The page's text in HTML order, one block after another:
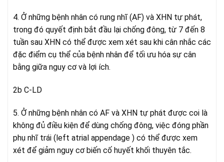
4. Ở những bệnh nhân có rung nhĩ (AF) và XHN tự phát,
trong đó quyết định bắt đầu lại chống đông, từ 7 đến 8
tuần sau XHN có thể được xem xét sau khi cân nhắc các
đặc điểm cụ thể của bệnh nhân để tối ưu hóa sự cân
bằng giữa nguy cơ và lợi ích.
2b C-LD
5. Ở những bệnh nhân có AF và XHN tự phát được coi là
không đủ điều kiện để dùng chống đông, việc đóng phần
phụ nhĩ trái (left atrial appendage ) có thể được xem
xét để giảm nguy cơ biến cố huyết khối thuyên tắc.